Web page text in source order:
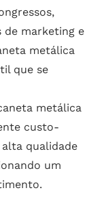
de marketing e
metálica
que se
metálica
custo-
qualidade
um